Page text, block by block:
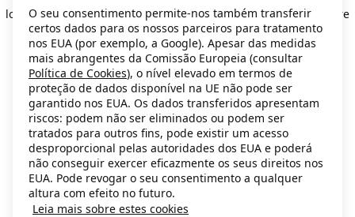
loadingsecondhand.ikea.com (see the browser console for more
information).
O seu consentimento permite-nos também transferir
certos dados para os nossos parceiros para tratamento
nos EUA (por exemplo, a Google). Apesar das medidas
mais abrangentes da Comissão Europeia (consultar
Política de Cookies), o nível elevado em termos de
proteção de dados disponível na UE não pode ser
garantido nos EUA. Os dados transferidos apresentam
riscos: podem não ser eliminados ou podem ser
tratados para outros fins, pode existir um acesso
desproporcional pelas autoridades dos EUA e poderá
não conseguir exercer eficazmente os seus direitos nos
EUA. Pode revogar o seu consentimento a qualquer
altura com efeito no futuro.
Leia mais sobre estes cookies